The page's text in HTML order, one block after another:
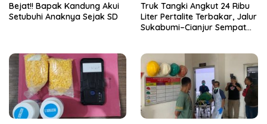
Bejat!! Bapak Kandung Akui
Setubuhi Anaknya Sejak SD
Truk Tangki Angkut 24 Ribu
Liter Pertalite Terbakar, Jalur
Sukabumi–Cianjur Sempat